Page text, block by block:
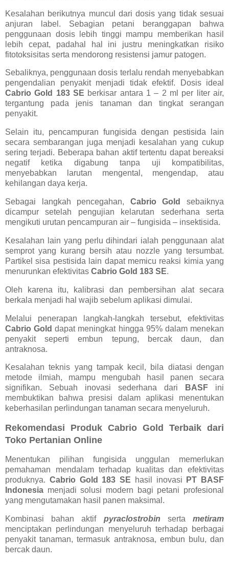
Kesalahan berikutnya muncul dari dosis yang tidak sesuai
anjuran label. Sebagian petani beranggapan bahwa
penggunaan dosis lebih tinggi mampu memberikan hasil
lebih cepat, padahal hal ini justru meningkatkan risiko
fitotoksisitas serta mendorong resistensi jamur patogen.
Sebaliknya, penggunaan dosis terlalu rendah menyebabkan
pengendalian penyakit menjadi tidak efektif. Dosis ideal
Cabrio Gold 183 SE berkisar antara 1 – 2 ml per liter air,
tergantung pada jenis tanaman dan tingkat serangan
penyakit.
Selain itu, pencampuran fungisida dengan pestisida lain
secara sembarangan juga menjadi kesalahan yang cukup
sering terjadi. Beberapa bahan aktif tertentu dapat bereaksi
negatif ketika digabung tanpa uji kompatibilitas,
menyebabkan larutan mengental, mengendap, atau
kehilangan daya kerja.
Sebagai langkah pencegahan, Cabrio Goldsebaiknya
dicampur setelah pengujian kelarutan sederhana serta
mengikuti urutan pencampuran air – fungisida – insektisida.
Kesalahan lain yang perlu dihindari ialah penggunaan alat
semprot yang kurang bersih atau nozzle yang tersumbat.
Partikel sisa pestisida lain dapat memicu reaksi kimia yang
menurunkan efektivitas Cabrio Gold 183 SE.
Oleh karena itu, kalibrasi dan pembersihan alat secara
berkala menjadi hal wajib sebelum aplikasi dimulai.
Melalui penerapan langkah-langkah tersebut, efektivitas
Cabrio Golddapat meningkat hingga 95% dalam menekan
penyakit seperti embun tepung, bercak daun, dan
antraknosa.
Kesalahan teknis yang tampak kecil, bila diatasi dengan
metode ilmiah, mampu mengubah hasil panen secara
signifikan. Sebuah inovasi sederhana dari
BASF ini
membuktikan bahwa presisi dalam aplikasi menentukan
keberhasilan perlindungan tanaman secara menyeluruh.
Rekomendasi Produk Cabrio Gold Terbaik dari
Toko Pertanian Online
Menentukan pilihan fungisida unggulan memerlukan
pemahaman mendalam terhadap kualitas dan efektivitas
produknya. Cabrio Gold 183 SE hasil inovasi
PT BASF
Indonesia menjadi solusi modern bagi petani profesional
yang mengutamakan hasil panen maksimal.
Kombinasi bahan aktif pyraclostrobin sertametiram
menciptakan perlindungan menyeluruh terhadap berbagai
penyakit tanaman, termasuk antraknosa, embun bulu, dan
bercak daun.